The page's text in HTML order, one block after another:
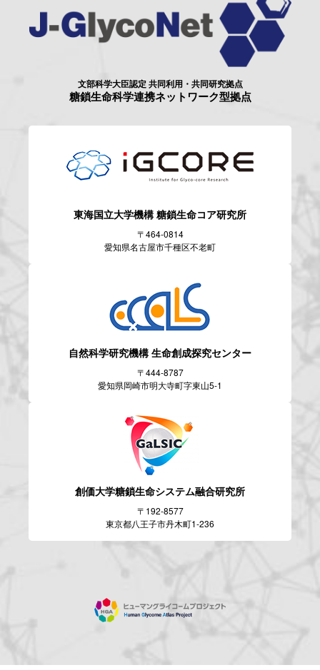
文部科学大臣認定 共同利用・共同研究拠点
糖鎖生命科学連携ネットワーク型拠点
東海国立大学機構糖鎖生命コア研究所
〒464-0814
愛知県名古屋市千種区不老町
自然科学研究機構生命創成探究センター
〒444-8787
愛知県岡崎市明大寺町字東山5-1
創価大学糖鎖生命システム融合研究所
〒192-8577
東京都八王子市丹木町1-236